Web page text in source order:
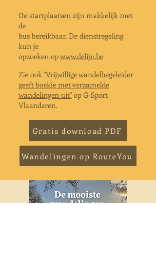
De startplaatsen zijn makkelijk met
de
bus bereikbaar. De dienstregeling
kun je
opzoeken opwww.delijn.be
Zie ook "Vrijwillige wandelbegeleider
geeft boekje met verzamelde
wandelingen uit" op G-Sport
Vlaanderen.
Gratis download PDF
Wandelingen op RouteYou